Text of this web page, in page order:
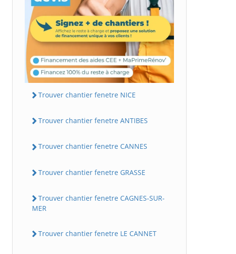
Trouver chantier fenetre NICE
Trouver chantier fenetre ANTIBES
Trouver chantier fenetre CANNES
Trouver chantier fenetre GRASSE
Trouver chantier fenetre CAGNES-SUR-
MER
Trouver chantier fenetre LE CANNET